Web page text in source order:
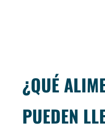
¿QUÉ
PUEDEN